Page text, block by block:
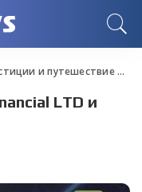
и путешествие>
LTD и